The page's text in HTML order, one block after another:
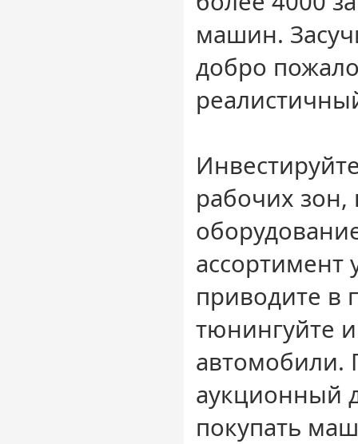
машин.
добро
рабочих зон,
ассортимент
приводите в
тюнингуйте
автомобили.
аукционный
покупать